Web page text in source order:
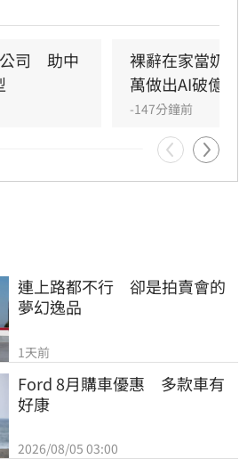
從角色雙腿之間低角度直視裙
的偷窺暗示，導致原本備受期
好評翻車。
司　助中
裸辭在家當奶
萬做出AI破億神
-147分鐘前
連上路都不行　卻是拍賣會的
夢幻逸品
1天前
Ford 8月購車優惠　多款車有
好康
2026/08/05 03:00